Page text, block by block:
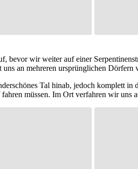
wir weiter auf einer
an mehreren ursprünglichen Dörfern
Tal hinab, jedoch komplett
müssen. Im Ort verfahren wir